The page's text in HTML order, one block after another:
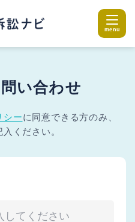
い合わせ
シーに同意できる方のみ、
入ください。